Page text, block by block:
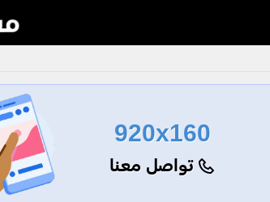
920x160
تواصل معنا